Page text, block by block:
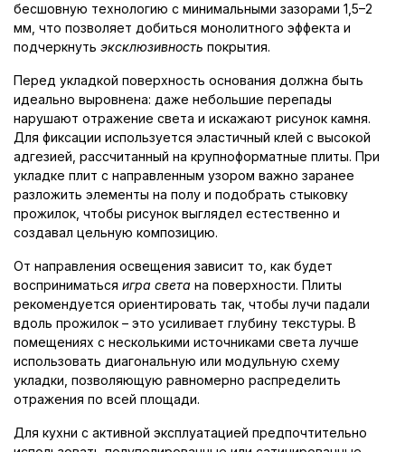
бесшовную технологию с минимальными зазорами 1,5–2
мм, что позволяет добиться монолитного эффекта и
подчеркнуть эксклюзивность покрытия.
Перед укладкой поверхность основания должна быть
идеально выровнена: даже небольшие перепады
нарушают отражение света и искажают рисунок камня.
Для фиксации используется эластичный клей с высокой
адгезией, рассчитанный на крупноформатные плиты. При
укладке плит с направленным узором важно заранее
разложить элементы на полу и подобрать стыковку
прожилок, чтобы рисунок выглядел естественно и
создавал цельную композицию.
От направления освещения зависит то, как будет
восприниматься игра света на поверхности. Плиты
рекомендуется ориентировать так, чтобы лучи падали
вдоль прожилок – это усиливает глубину текстуры. В
помещениях с несколькими источниками света лучше
использовать диагональную или модульную схему
укладки, позволяющую равномерно распределить
отражения по всей площади.
Для кухни с активной эксплуатацией предпочтительно